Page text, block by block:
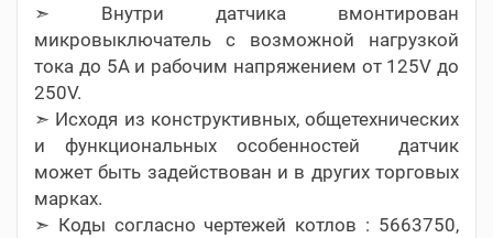
➣ Внутри датчика вмонтирован
микровыключатель с возможной нагрузкой
тока до 5А и рабочим напряжением от 125V до
250V.
➣ Исходя из конструктивных, общетехнических
и функциональных особенностей датчик
может быть задействован и в других торговых
марках.
➣ Коды согласно чертежей котлов : 5663750,